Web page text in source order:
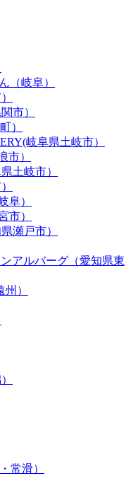
（岐阜）
市）
）
岐阜県土岐市）
市）
土岐市）
阜）
市）
瀬戸市）
アルバーグ（愛知県東
）
常滑）